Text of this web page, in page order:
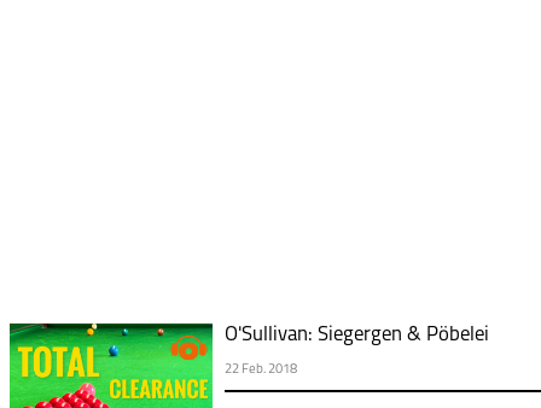
O'Sullivan: Siegergen & Pöbelei
22 Feb. 2018